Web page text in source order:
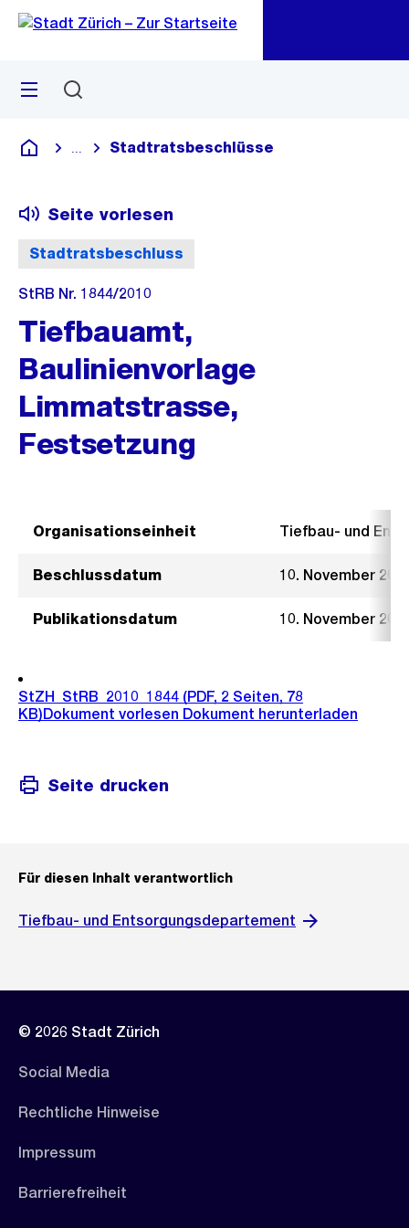
Navigation
Sprunglink
Menü
Deutsch
Blende alle Breadcrumbs ein
Stadtratsbeschlüsse
Stadtratsbeschluss
Seite vorlesen
StRB Nr. 1844/2010
Tiefbauamt,
Baulinienvorlage
Limmatstrasse,
Festsetzung
Organisationseinheit Tiefbau- und
Beschlussdatum 10. November
Publikationsdatum 10. November
StZH_StRB_2010_1844 (PDF, 2 Seiten, 78
KB)Dokument vorlesen Dokument herunterladen
Seite drucken
Für diesen Inhalt verantwortlich
Tiefbau- und Entsorgungsdepartement
© 2026 Stadt Zürich
Social Media
Rechtliche Hinweise
Impressum
Barrierefreiheit